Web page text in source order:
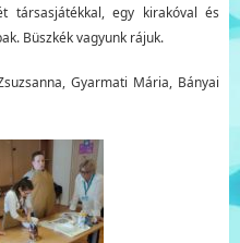
társasjátékkal, egy kirakóval és
Büszkék vagyunk rájuk.
Gyarmati Mária, Bányai